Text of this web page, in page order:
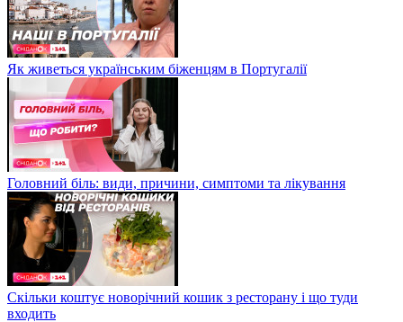
Як живеться українським біженцям в Португалії
Головний біль: види, причини, симптоми та лікування
Скільки коштує новорічний кошик з ресторану і що туди
входить